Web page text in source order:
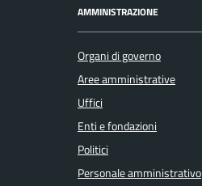
AMMINISTRAZIONE
Organi di governo
Aree amministrative
Uffici
Enti e fondazioni
Politici
Personale amministrativo